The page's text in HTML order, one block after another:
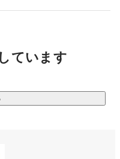
を広げるサービス
ことができます。当事業
ナーの方にも活動の裾野
ています